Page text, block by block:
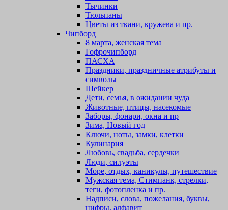
Тычинки
Тюльпаны
Цветы из ткани, кружева и пр.
Чипборд
8 марта, женская тема
Гофрочипборд
ПАСХА
Праздники, праздничные атрибуты и
символы
Шейкер
Дети, семья, в ожидании чуда
Животные, птицы, насекомые
Заборы, фонари, окна и пр
Зима, Новый год
Ключи, ноты, замки, клетки
Кулинария
Любовь, свадьба, сердечки
Люди, силуэты
Море, отдых, каникулы, путешествие
Мужская тема, Стимпанк, стрелки,
теги, фотопленка и пр.
Надписи, слова, пожелания, буквы,
цифры, алфавит